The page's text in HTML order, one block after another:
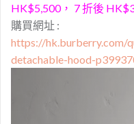
HK$5,500， 7 折後
購買網址 :
https://hk.burberry.com/
detachable-hood-